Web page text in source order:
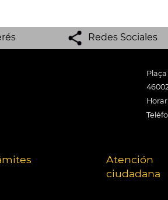
Redes Sociales
Atención
ciudadana